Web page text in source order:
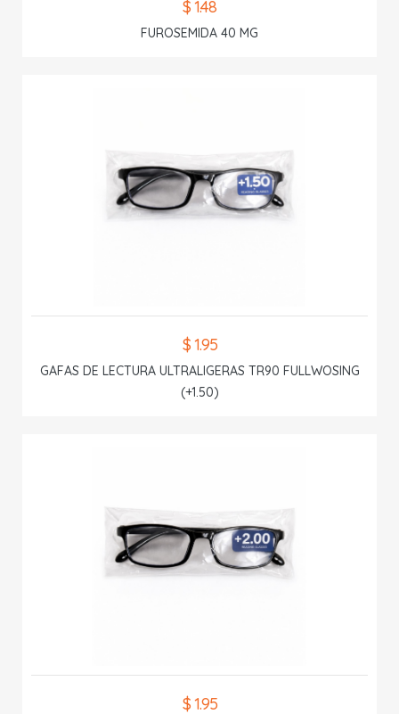
$ 1.48
FUROSEMIDA 40 MG
$ 1.95
GAFAS DE LECTURA ULTRALIGERAS TR90 FULLWOSING
(+1.50)
$ 1.95